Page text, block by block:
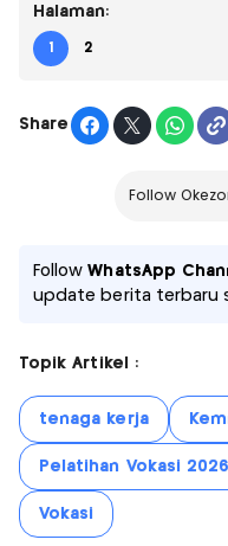
Halaman:
1 2
Share
Follow
FollowWhatsApp
update berita terbaru
Topik Artikel :
tenaga kerja
Pelatihan Vokasi 2026
Vokasi